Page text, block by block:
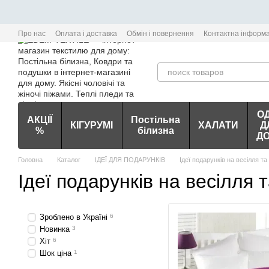
Про нас Оплата і доставка Обмін і повернення Контактна
АКЦІЇ
%
КІГУРУМІ
Постільна
білизна
ХАЛАТИ
Головна Каталог ІДЕЇ ДЛЯ ПОДАРУНКІВ Ідеї подарунків на весілля
Ідеї подарунків на весілля
Зроблено в Україні 6
Новинка 3
Хіт 6
Шок ціна 1